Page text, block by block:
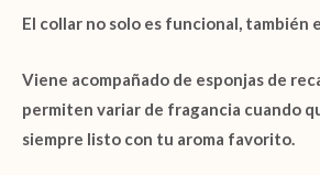
El collar no solo es funcional, también
Viene acompañado de esponjas de
permiten variar de fragancia cuando
siempre listo con tu aroma favorito.